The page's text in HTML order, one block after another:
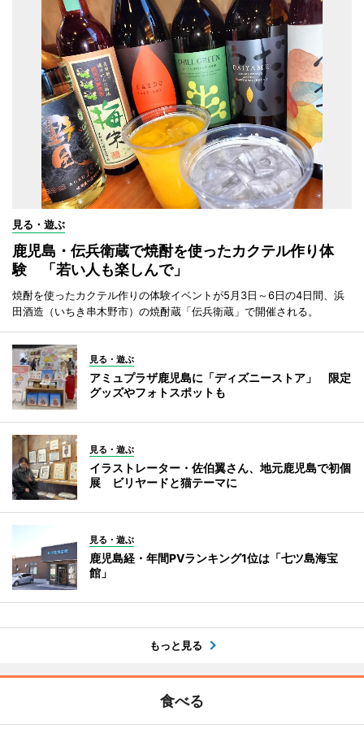
見る・遊ぶ
鹿児島・伝兵衛蔵で焼酎を使ったカクテル作り体
験 「若い人も楽しんで」
焼酎を使ったカクテル作りの体験イベントが5月3日～6日の4日間、浜
田酒造（いちき串木野市）の焼酎蔵「伝兵衛蔵」で開催される。
見る・遊ぶ
アミュプラザ鹿児島に「ディズニーストア」 限定
グッズやフォトスポットも
見る・遊ぶ
イラストレーター・佐伯翼さん、地元鹿児島で初個
展 ビリヤードと猫テーマに
見る・遊ぶ
鹿児島経・年間PVランキング1位は「七ツ島海宝
館」
もっと見る
食べる